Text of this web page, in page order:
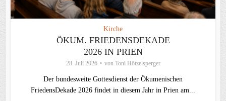
Kirche
ÖKUM. FRIEDENSDEKADE
2026 IN PRIEN
28. Juli 2026 von Toni Hötzelsperger
Der bundesweite Gottesdienst der Ökumenischen
FriedensDekade 2026 findet in diesem Jahr in Prien am...